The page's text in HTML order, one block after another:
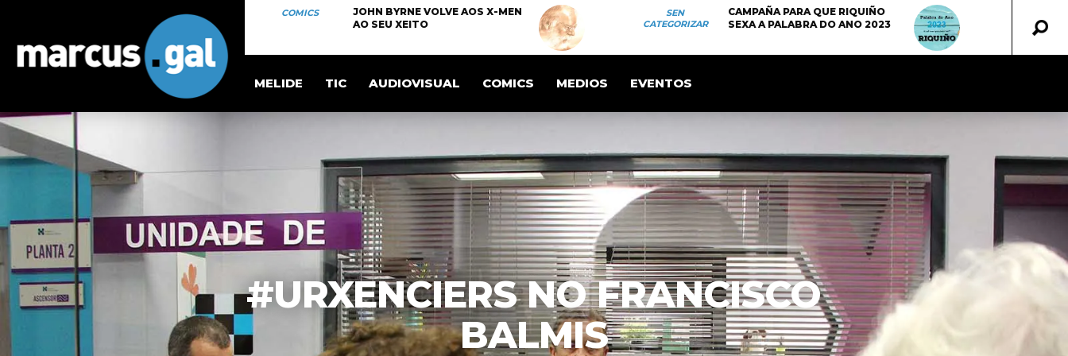
COMICS
JOHN BYRNE VOLVE AOS X-MEN
AO SEU XEITO
SEN
CATEGORIZAR
CAMPAÑA PARA QUE RIQUIÑO
SEXA A PALABRA DO ANO 2023
MELIDE TIC AUDIOVISUAL COMICS MEDIOS EVENTOS
#URXENCIERS NO FRANCISCO
BALMIS